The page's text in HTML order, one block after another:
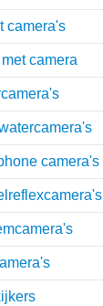
camera's
camera
camera's